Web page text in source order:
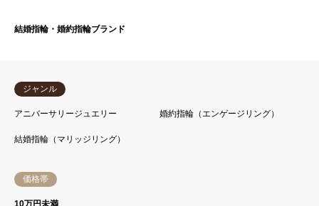
結婚指輪・婚約指輪ブランド
ジャンル
アニバーサリージュエリー 婚約指輪（エンゲージリング）
結婚指輪（マリッジリング）
価格帯
10万円未満